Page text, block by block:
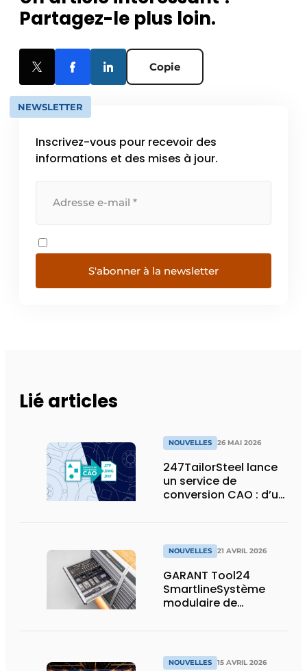
Partagez-le plus loin.
Copie
NEWSLETTER
Inscrivez-vous pour recevoir des
informations et des mises à jour.
S'abonner à la newsletter
Lié articles
NOUVELLES 26 MAI 2026
247TailorSteel lance
un service de
conversion CAO : d’un
NOUVELLES 21 AVRIL 2026
GARANT Tool24
SmartlineSystème
modulaire de
capacité de stockage
NOUVELLES 15 AVRIL 2026